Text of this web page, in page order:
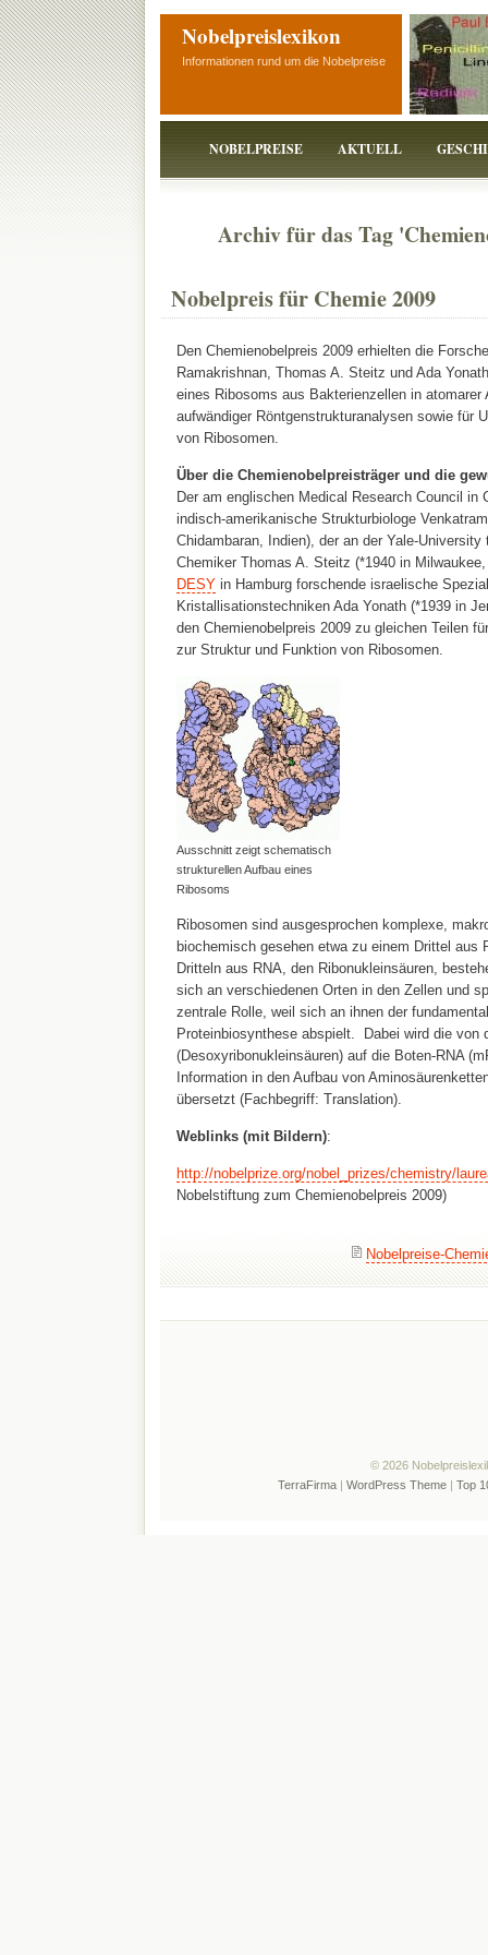
Nobelpreislexikon
Informationen rund um die Nobelpreise
NOBELPREISE AKTUELL
Archiv für das Tag
Nobelpreis für Chemie 2009
Den Chemienobelpreis 2009 erhielten die
Ramakrishnan, Thomas A. Steitz und Ada
eines Ribosoms aus Bakterienzellen in atomarer
aufwändiger Röntgenstrukturanalysen sowie für
von Ribosomen.
Über die Chemienobelpreisträger und die
Der am englischen Medical Research Council in
indisch-amerikanische Strukturbiologe
Chidambaran, Indien), der an der Yale-
Chemiker Thomas A. Steitz (*1940 in
DESYin Hamburg forschende israelische
Kristallisationstechniken Ada Yonath (*1939 in
den Chemienobelpreis 2009 zu gleichen Teilen
zur Struktur und Funktion von Ribosomen.
Ausschnitt zeigt schematisch
strukturellen Aufbau eines
Ribosoms
Ribosomen sind ausgesprochen komplexe,
biochemisch gesehen etwa zu einem Drittel aus
Dritteln aus RNA, den Ribonukleinsäuren,
sich an verschiedenen Orten in den Zellen und
zentrale Rolle, weil sich an ihnen der
Proteinbiosynthese abspielt. Dabei wird die von
(Desoxyribonukleinsäuren) auf die Boten-RNA
Information in den Aufbau von
übersetzt (Fachbegriff: Translation).
Weblinks (mit Bildern):
http://nobelprize.org/nobel_prizes/chemistry/
Nobelstiftung zum Chemienobelpreis 2009)
Nobelpreise-
© 2026
TerraFirma| WordPress Theme| Top